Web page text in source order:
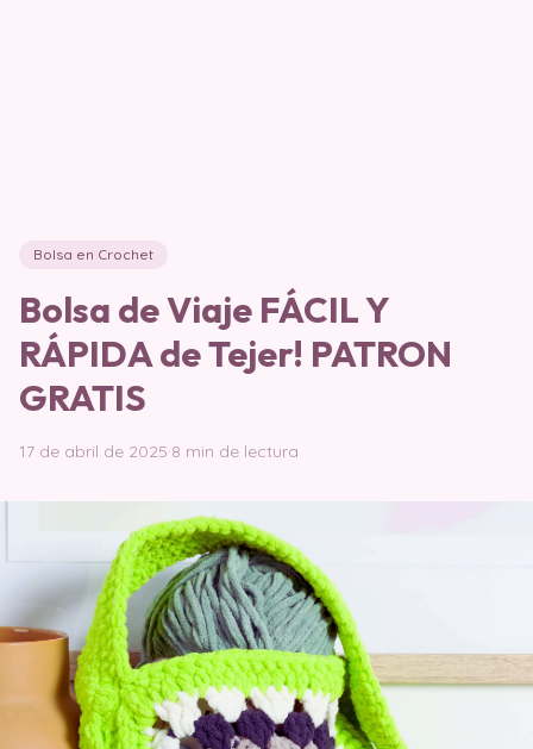
Bolsa en Crochet
Bolsa de Viaje FÁCIL Y
RÁPIDA de Tejer! PATRON
GRATIS
17 de abril de 2025·8 min de lectura